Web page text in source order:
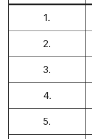
1.
2.
3.
4.
5.